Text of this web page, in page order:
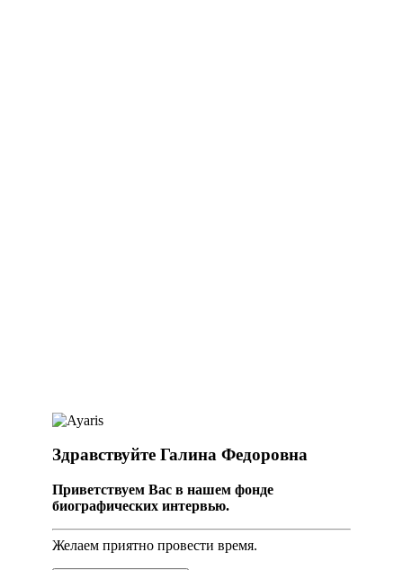
Здравствуйте Галина Федоровна
Приветствуем Вас в нашем фонде
биографических интервью.
Желаем приятно провести время.